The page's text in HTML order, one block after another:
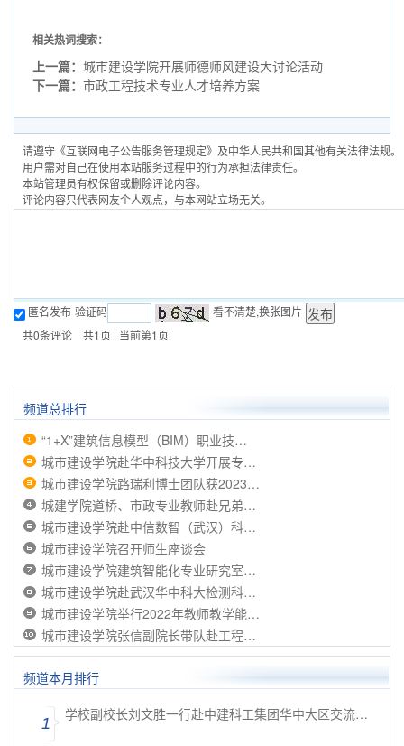
相关热词搜索：
上一篇： 城市建设学院开展师德师风建设大讨论活动
下一篇： 市政工程技术专业人才培养方案
请遵守《互联网电子公告服务管理规定》及中华人民共和国其他有关法律法规。
用户需对自己在使用本站服务过程中的行为承担法律责任。
本站管理员有权保留或删除评论内容。
评论内容只代表网友个人观点，与本网站立场无关。
匿名发布 验证码
看不清楚,换张图片
共0条评论 共1页 当前第1页
频道总排行
“1+X”建筑信息模型（BIM）职业技…
城市建设学院赴华中科技大学开展专…
城市建设学院路瑞利博士团队获2023…
城建学院道桥、市政专业教师赴兄弟…
城市建设学院赴中信数智（武汉）科…
城市建设学院召开师生座谈会
城市建设学院建筑智能化专业研究室…
城市建设学院赴武汉华中科大检测科…
城市建设学院举行2022年教师教学能…
城市建设学院张信副院长带队赴工程…
频道本月排行
1
学校副校长刘文胜一行赴中建科工集团华中大区交流…